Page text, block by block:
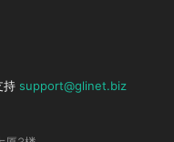
持 support@glinet.biz